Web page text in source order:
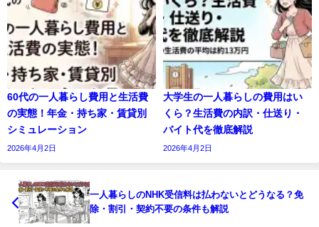
60代の一人暮らし費用と生活費
の実態！年金・持ち家・賃貸別
シミュレーション
2026年4月2日
大学生の一人暮らしの費用はい
くら？生活費の内訳・仕送り・
バイト代を徹底解説
2026年4月2日
一人暮らしのNHK受信料は払わないとどうなる？免
除・割引・契約不要の条件も解説